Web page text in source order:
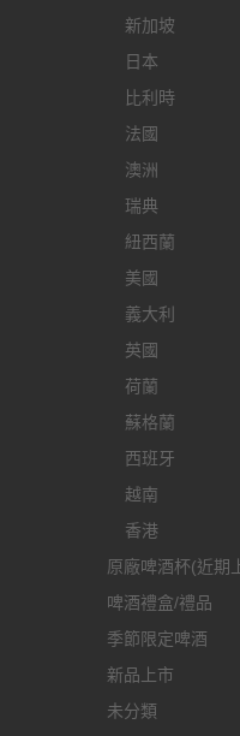
新加坡
日本
比利時
法國
澳洲
瑞典
紐西蘭
美國
義大利
英國
荷蘭
蘇格蘭
西班牙
越南
香港
原廠啤酒杯(近期
啤酒禮盒/禮品
季節限定啤酒
新品上市
未分類